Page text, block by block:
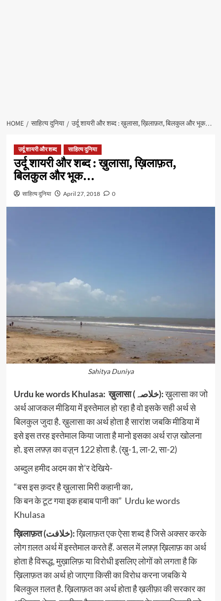
HOME साहित्य दुनिया उर्दू शायरी और शब्द : ख़ुलासा, ख़िलाफ़त, बिलकुल और भूक…
उर्दू शायरी और शब्द साहित्य दुनिया
उर्दू शायरी और शब्द : ख़ुलासा, ख़िलाफ़त,
बिलकुल और भूक…
साहित्य दुनिया April 27, 2018 0
Sahitya Duniya
Urdu ke words Khulasa: ख़ुलासा (خلاصہ):ख़ुलासा का जो
अर्थ आजकल मीडिया में इस्तेमाल हो रहा है वो इसके सही अर्थ से
बिलकुल जुदा है. ख़ुलासा का अर्थ होता है सारांश जबकि मीडिया में
इसे इस तरह इस्तेमाल किया जाता है मानो इसका अर्थ राज़ खोलना
हो. इस लफ़्ज़ का वज़़्न 122 होता है. (ख़ु-1, ला-2, सा-2)
अब्दुल हमीद अदम का शे’र देखिये-
“बस इस क़दर है ख़ुलासा मिरी कहानी का،
कि बन के टूट गया इक हबाब पानी का” Urdu ke words
Khulasa
ख़िलाफ़त (خلافت):ख़िलाफ़त एक ऐसा शब्द है जिसे अक्सर करके
लोग ग़लत अर्थ में इस्तेमाल करते हैं. असल में लफ़्ज़ ख़िलाफ़ का अर्थ
होता है विरूद्ध, मुख़ालिफ़ या विरोधी इसलिए लोगों को लगता है कि
ख़िलाफ़त का अर्थ हो जाएगा किसी का विरोध करना जबकि ये
बिलकुल ग़लत है. ख़िलाफ़त का अर्थ होता है ख़लीफ़ा की सरकार का